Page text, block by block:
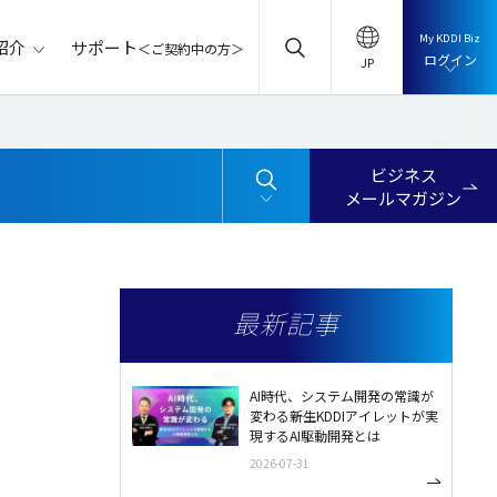
介 サポート＜ご契約中の方＞
My KDDI Biz
ログイン
ビジネス
メールマガジン
最新記事
AI時代、システム開発の常識が
変わる――新生KDDIアイレットが実
現するAI駆動開発とは
2026-07-31